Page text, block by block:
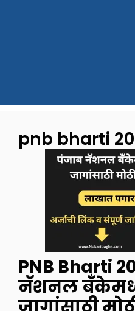
pnb bharti
PNB Bharti
नॅशनल